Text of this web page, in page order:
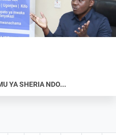
YA SHERIA NDO...